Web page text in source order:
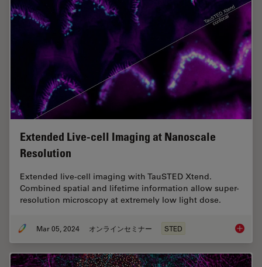
Extended Live-cell Imaging at Nanoscale
Resolution
Extended live-cell imaging with TauSTED Xtend.
Combined spatial and lifetime information allow super-
resolution microscopy at extremely low light dose.
Mar 05, 2024 オンラインセミナー STED